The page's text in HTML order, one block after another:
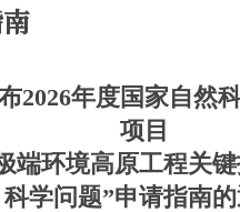
2026年度国家自然
项目
环境高原工程关键
科学问题”申请指南